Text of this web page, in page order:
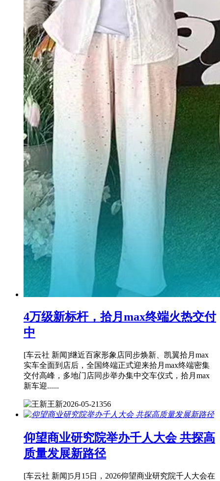
4万级新标杆，拾月max终端火热交付
中
[车云社 新闻]继近百家形象店同步焕新、凯翼拾月max
实车全面到店后，全国终端正式迎来拾月max终端密集
交付高峰，多地门店同步举办集中交车仪式，拾月max
新车迎......
王新2026-05-21356
仰望商业研究院举办千人大会 共探高
质量发展新路径
[车云社 新闻]5月15日，2026仰望商业研究院千人大会在